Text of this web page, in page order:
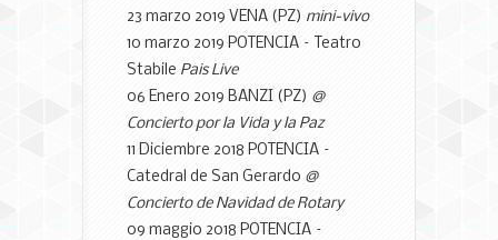
23 marzo 2019 VENA (PZ) mini-vivo
10 marzo 2019 POTENCIA – Teatro
Stabile Pais Live
06 Enero 2019 BANZI (PZ) @
Concierto por la Vida y la Paz
11 Diciembre 2018 POTENCIA –
Catedral de San Gerardo @
Concierto de Navidad de Rotary
09 maggio 2018 POTENCIA –